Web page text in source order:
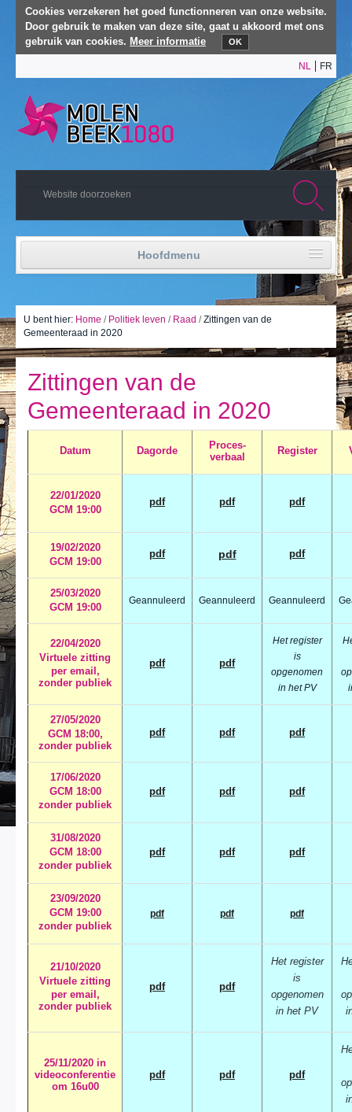
Cookies verzekeren het goed functionneren van onze website.
Door gebruik te maken van deze site, gaat u akkoord met ons
gebruik van cookies. Meer informatie OK
NL FR
Hoofdmenu
Politiek leven
Ik leef
Ik bezoek
Publicaties
Actualiteiten
U bent hier: Home / Politiek leven / Raad /Zittingen van de
Gemeenteraad in 2020
Zittingen van de
Gemeenteraad in 2020
Datum Dagorde
Proces-
verbaal
Register
22/01/2020
GCM 19:00
pdf pdf pdf
19/02/2020
GCM 19:00
pdf pdf pdf
25/03/2020
GCM 19:00
Geannuleerd Geannuleerd Geannuleerd
22/04/2020
Virtuele zitting
per email,
zonder publiek
pdf pdf
Het register
is
opgenomen
in het PV
27/05/2020
GCM 18:00,
zonder publiek
pdf pdf pdf
17/06/2020
GCM 18:00
zonder publiek
pdf pdf pdf
31/08/2020
GCM 18:00
zonder publiek
pdf pdf pdf
23/09/2020
GCM 19:00
zonder publiek
pdf pdf pdf
21/10/2020
Virtuele zitting
per email,
zonder publiek
pdf pdf
Het register
is
opgenomen
in het PV
25/11/2020 in
videoconferentie
om 16u00
pdf pdf pdf